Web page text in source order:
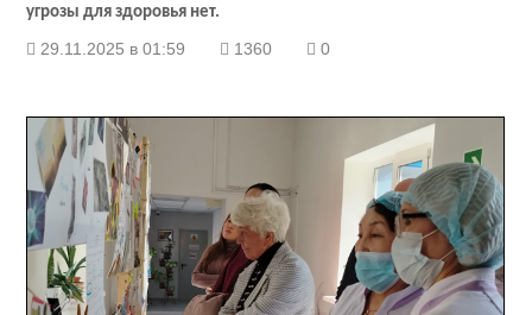
угрозы для здоровья нет.
29.11.2025 в 01:59 1360 0